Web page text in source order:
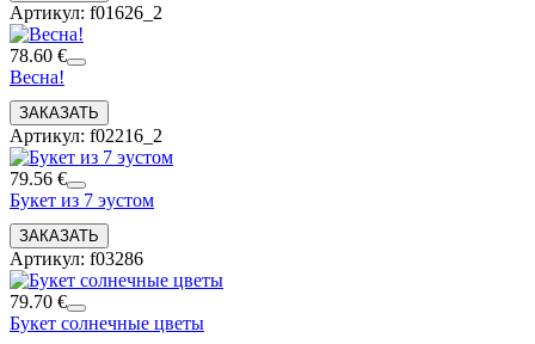
Артикул: f01626_2
78.60 €
Весна!
Артикул: f02216_2
79.56 €
Букет из 7 эустом
Артикул: f03286
79.70 €
Букет солнечные цветы